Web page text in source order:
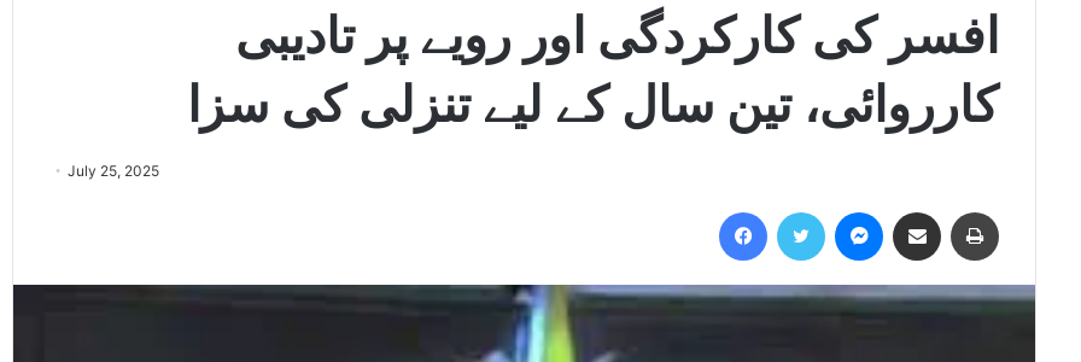
افسر کی کارکردگی اور رویے پر تادیبی
کارروائی، تین سال کے لیے تنزلی کی سزا
July 25, 2025